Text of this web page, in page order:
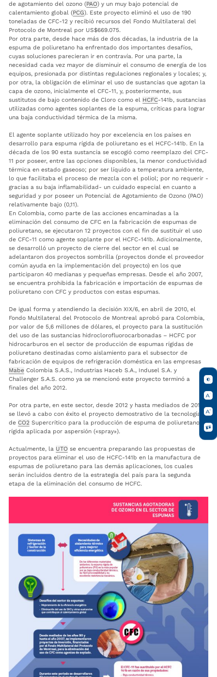
de agotamiento del ozono (PAO) y un muy bajo potencial de
calentamiento global (PCG). Este proyecto eliminó el uso de 190
toneladas de CFC-12 y recibió recursos del Fondo Multilateral del
Protocolo de Montreal por US$669.075.
Por otra parte, desde hace más de dos décadas, la industria de la
espuma de poliuretano ha enfrentado dos importantes desafíos,
cuyas soluciones parecieran ir en contravía. Por una parte, la
necesidad cada vez mayor de disminuir el consumo de energía de los
equipos, presionada por distintas regulaciones regionales y locales; y,
por otra, la obligación de eliminar el uso de sustancias que agotan la
capa de ozono, inicialmente el CFC-11, y, posteriormente, sus
sustitutos de bajo contenido de Cloro como el HCFC-141b, sustancias
utilizadas como agentes soplantes de la espuma, críticas para lograr
una baja conductividad térmica de la misma.
El agente soplante utilizado hoy por excelencia en los países en
desarrollo para espuma rígida de poliuretano es el HCFC-141b. En la
década de los 90 esta sustancia se escogió como reemplazo del CFC-
11 por poseer, entre las opciones disponibles, la menor conductividad
térmica en estado gaseoso; por ser líquido a temperatura ambiente,
lo que facilitaba el proceso de mezcla con el poliol; por no requerir -
gracias a su baja inflamabilidad- un cuidado especial en cuanto a
seguridad y por poseer un Potencial de Agotamiento de Ozono (PAO)
relativamente bajo (0,11).
En Colombia, como parte de las acciones encaminadas a la
eliminación del consumo de CFC en la fabricación de espumas de
poliuretano, se ejecutaron 12 proyectos con el fin de sustituir el uso
de CFC-11 como agente soplante por el HCFC-141b. Adicionalmente,
se desarrolló un proyecto de cierre del sector en el cual se
adelantaron dos proyectos sombrilla (proyectos donde el proveedor
común ayuda en la implementación del proyecto) en los que
participaron 40 medianas y pequeñas empresas. Desde el año 2007,
se encuentra prohibida la fabricación e importación de espumas de
poliuretano con CFC y productos con estas espumas.
De igual forma y atendiendo la decisión XIX/6, en abril de 2010, el
Fondo Multilateral del Protocolo de Montreal aprobó para Colombia,
por valor de 5,6 millones de dólares, el proyecto para la sustitución
del uso de las sustancias hidroclorofluorocarbonadas – HCFC por
hidrocarburos en el sector de producción de espumas rígidas de
poliuretano destinadas como aislamiento para el subsector de
fabricación de equipos de refrigeración doméstica en las empresas
Mabe Colombia S.A.S., Industrias Haceb S.A., Indusel S.A. y
Challenger S.A.S. como ya se mencionó este proyecto terminó a
finales del año 2012.
Por otra parte, en este sector, desde 2012 y hasta mediados de 2013,
se llevó a cabo con éxito el proyecto demostrativo de la tecnología
de CO2 Supercrítico para la producción de espuma de poliuretano
rígida aplicada por aspersión («spray»).
Actualmente, la UTO se encuentra preparando las propuestas de
proyectos para eliminar el uso de HCFC-141b en la manufactura de
espumas de poliuretano para las demás aplicaciones, los cuales
serán incluidos dentro de la estrategia del país para la segunda
etapa de la eliminación del consumo de HCFC.